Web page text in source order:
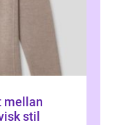
mellan
stil